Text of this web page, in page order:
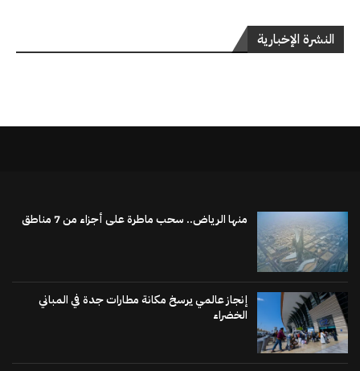
النشرة الإخبارية
منها الرياض.. سحب ماطرة على أجزاء من 7 مناطق
إنجاز عالمي يرسخ مكانة مطارات جدة في المباني
الخضراء